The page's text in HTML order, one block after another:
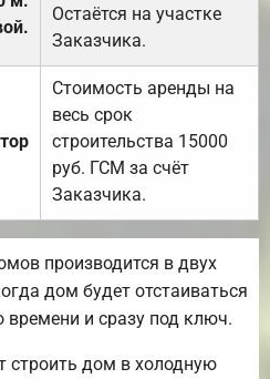
Остаётся на участке
Заказчика.
Стоимость аренды на
весь срок
строительства 15000
руб. ГСМ за счёт
Заказчика.
производится в двух
дом будет отстаиваться
времени и сразу под ключ.
строить дом в холодную